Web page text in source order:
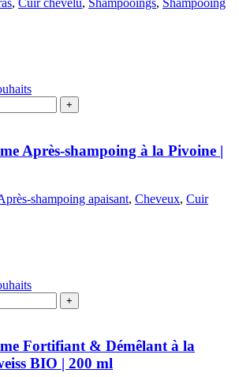
, Cuir chevelu, Shampooings, Shampooing
Après-shampoing à la Pivoine |
shampoing apaisant, Cheveux, Cuir
Fortifiant & Démêlant à la
BIO | 200 ml